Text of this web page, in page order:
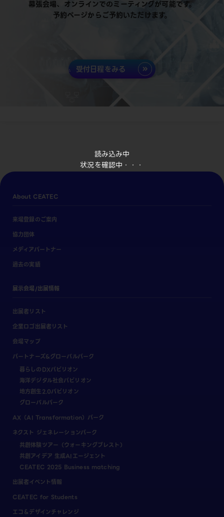
読み込み中
状況を確認中・・・
幕張会場、オンラインでのミーティングが可能です。
予約ページからご予約いただけます。
受付日程をみる
About CEATEC
来場登録のご案内
協力団体
メディアパートナー
過去の実績
展示会場/出展情報
出展者リスト
企業ロゴ出展者リスト
会場マップ
パートナーズ&グローバルパーク
暮らしのDXパビリオン
海洋デジタル社会パビリオン
地方創生2.0パビリオン
グローバルパーク
AX（AI Transformation）パーク
ネクスト ジェネレーションパーク
共創体験ツアー（ウォーキングブレスト）
共創アイデア 生成AIエージェント
CEATEC 2025 Business matching
出展者イベント情報
CEATEC for Students
エコ＆デザインチャレンジ